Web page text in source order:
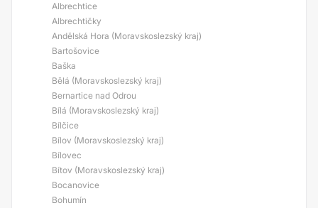
Albrechtice
Albrechtičky
Andělská Hora (Moravskoslezský kraj)
Bartošovice
Baška
Bělá (Moravskoslezský kraj)
Bernartice nad Odrou
Bílá (Moravskoslezský kraj)
Bílčice
Bílov (Moravskoslezský kraj)
Bílovec
Bítov (Moravskoslezský kraj)
Bocanovice
Bohumín